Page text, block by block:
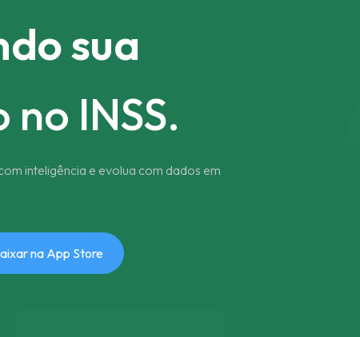
sua
INSS.
inteligência e evolua com dados em
na App Store